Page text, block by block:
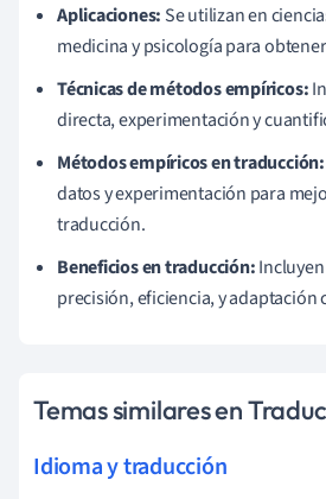
Aplicaciones: Se utilizan en
medicina y psicología para
Técnicas de métodos empíricos:
directa, experimentación y
Métodos empíricos en traducción:
datos y experimentación para
traducción.
Beneficios en traducción:
precisión, eficiencia, y adaptación
Temas similares en
Idioma y traducción